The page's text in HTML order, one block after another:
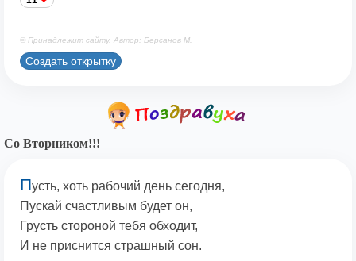
© Принадлежит сайту. Автор: Берсанов М.
Создать открытку
Со Вторником!!!
Пусть, хоть рабочий день сегодня,
Пускай счастливым будет он,
Грусть стороной тебя обходит,
И не приснится страшный сон.